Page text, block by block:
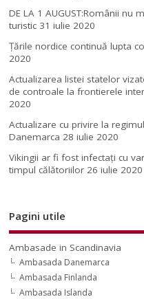
DE LA 1 AUGUST:Românii nu
turistic 31 iulie 2020
Țările nordice continuă lupta
2020
Actualizarea listei statelor
de controale la frontierele
2020
Actualizare cu privire la
Danemarca 28 iulie 2020
Vikingii ar fi fost infectaţi cu
timpul călătoriilor 26 iulie 2020
Pagini utile
Ambasade in Scandinavia
Ambasada Danemarca
Ambasada Finlanda
Ambasada Islanda